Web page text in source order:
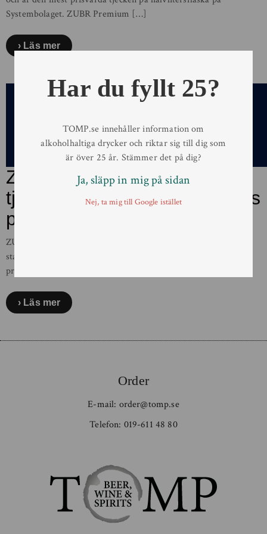
Systembolaget. ZUBR Premium […]
Läs mer
ZUBR Premium – Prisbelönt
tjeck med traditioner lanseras
på Systembolaget
ZUBR Premium är en klassisk urtjeckisk lager från den lilla
staden Přerov i sydöstra Tjeckien. ZUBR är Tjeckiens mest
prisbelönta […]
Läs mer
Order
E-mail: order@tomp.se
Telefon: 019-611 48 80
Har du fyllt 25?
TOMP.se innehåller information om
alkoholhaltiga drycker och riktar sig till dig som
är över 25 år. Stämmer det på dig?
Ja, släpp in mig på sidan
Nej, ta mig till Google istället